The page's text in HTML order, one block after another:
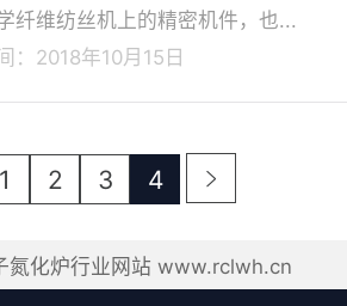
纤维纺丝机上的精密机件，也...
：2018年10月15日
1 2 3 4
氮化炉行业网站 www.rclwh.cn